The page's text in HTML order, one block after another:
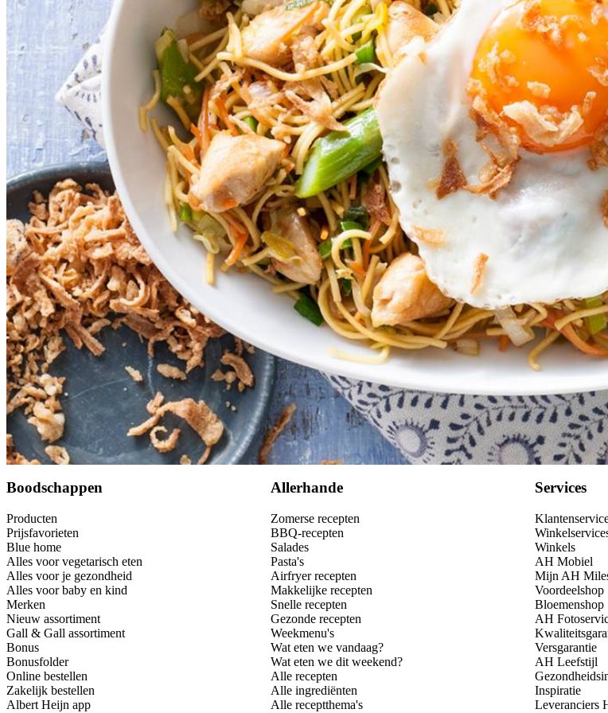
peen julienne
250 Chinese eiermie
4middelgrote scharreleieren
4 eloosterse vinaigrette
4 elgebakken uitjes
Kies producten
Dit heb je nodig
Boodschappen
Producten
Prijsfavorieten
Blue home
Alles voor vegetarisch eten
Alles voor je gezondheid
Alles voor baby en kind
Merken
Nieuw assortiment
Gall & Gall assortiment
Bonus
Bonusfolder
Online bestellen
Zakelijk bestellen
Albert Heijn app
Allerhande
Zomerse recepten
BBQ-recepten
Salades
Pasta's
Airfryer recepten
Makkelijke recepten
Snelle recepten
Gezonde recepten
Weekmenu's
Wat eten we vandaag?
Wat eten we dit weekend?
Alle recepten
Alle ingrediënten
Alle receptthema's
Services
Winkels
AH Mobiel
Mijn AH
Voordeelshop
Bloemenshop
AH
Versgarantie
AH Leefstijl
Inspiratie
Leveranciers